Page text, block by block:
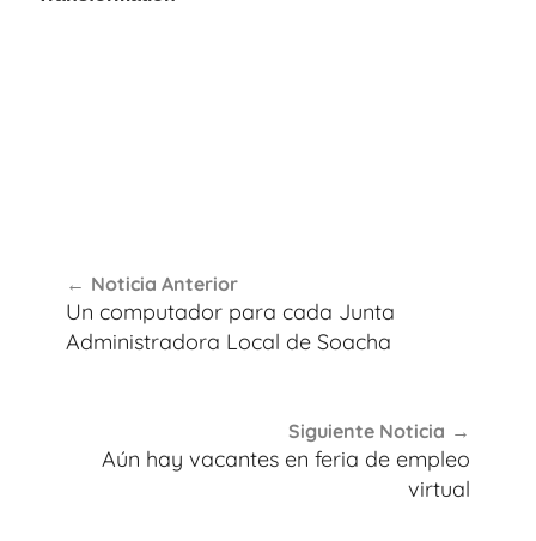
de
entradas
Noticia Anterior
Un computador para cada Junta
Administradora Local de Soacha
Siguiente Noticia
Aún hay vacantes en feria de empleo
virtual